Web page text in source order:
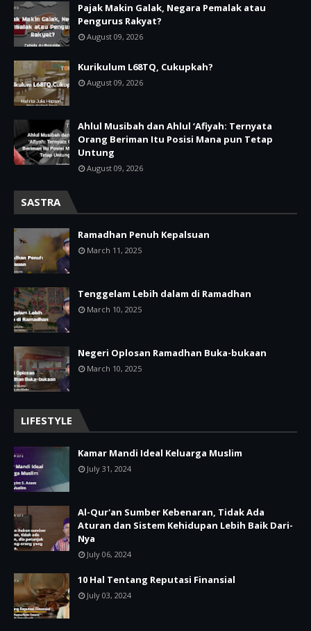
Pajak Makin Galak, Negara Pemalak atau
Pengurus Rakyat?
August 09, 2026
Kurikulum L68TQ, Cukupkah?
August 09, 2026
Ahlul Musibah dan Ahlul ‘Afiyah: Ternyata
Orang Beriman Itu Posisi Mana pun Tetap
Untung
August 09, 2026
SASTRA
Ramadhan Penuh Kepalsuan
March 11, 2025
Tenggelam Lebih dalam di Ramadhan
March 10, 2025
Negeri Oplosan Ramadhan Buka-bukaan
March 10, 2025
LIFESTYLE
Kamar Mandi Ideal Keluarga Muslim
July 31, 2024
Al-Qur'an Sumber Kebenaran, Tidak Ada
Aturan dan Sistem Kehidupan Lebih Baik Dari-
Nya
July 06, 2024
10 Hal Tentang Reputasi Finansial
July 03, 2024